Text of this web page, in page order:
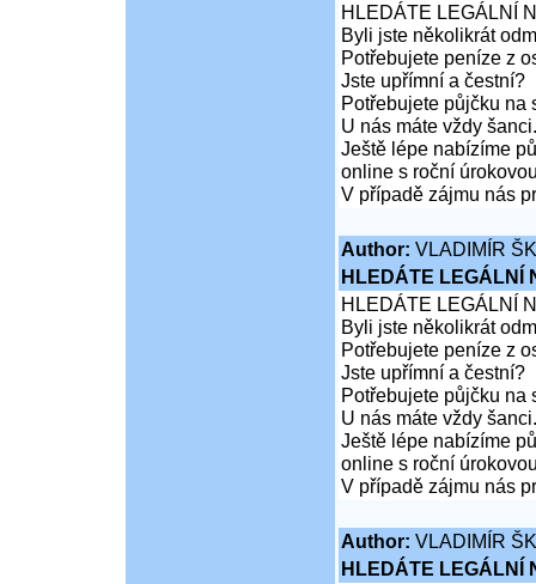
HLEDÁTE LEGÁLNÍ
Byli jste několikrát
Potřebujete peníze z
Jste upřímní a čestní?
Potřebujete půjčku na
U nás máte vždy šanci.
Ještě lépe nabízíme
online s roční
V případě zájmu nás
Author: VLADIMÍR
HLEDÁTE LEGÁLNÍ
HLEDÁTE LEGÁLNÍ
Byli jste několikrát
Potřebujete peníze z
Jste upřímní a čestní?
Potřebujete půjčku na
U nás máte vždy šanci.
Ještě lépe nabízíme
online s roční
V případě zájmu nás
Author: VLADIMÍR
HLEDÁTE LEGÁLNÍ